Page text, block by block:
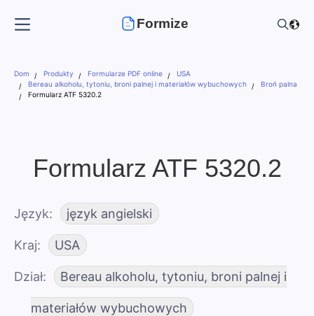
Formize
Dom Produkty Formularze PDF online
USA
Bereau alkoholu, tytoniu, broni palnej i materiałów wybuchowych
Broń palna
Formularz ATF 5320.2
Formularz ATF 5320.2
Język język angielski
Kraj USA
Dział Bereau alkoholu, tytoniu, broni palnej i
materiałów wybuchowych